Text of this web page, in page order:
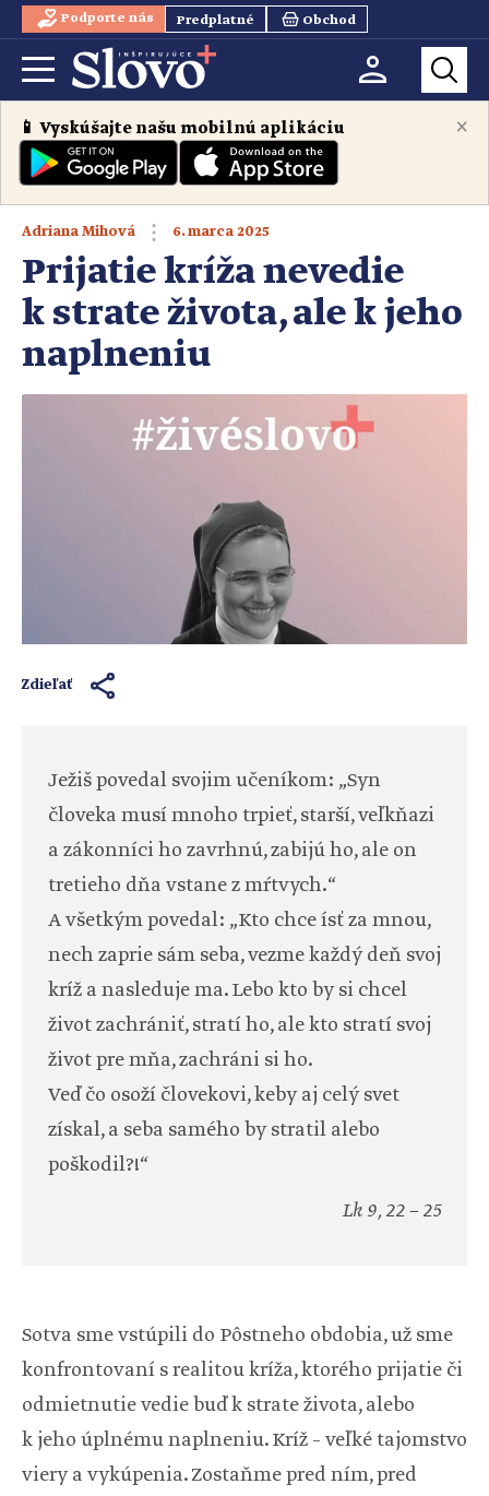
Podporte nás Predplatné Obchod
×
📱 Vyskúšajte našu mobilnú aplikáciu
Adriana Mihová 6. marca 2025
Prijatie kríža nevedie
k strate života, ale k jeho
naplneniu
Zdieľať
Ježiš povedal svojim učeníkom: „Syn
človeka musí mnoho trpieť, starší, veľkňazi
a zákonníci ho zavrhnú, zabijú ho, ale on
tretieho dňa vstane z mŕtvych.“
A všetkým povedal: „Kto chce ísť za mnou,
nech zaprie sám seba, vezme každý deň svoj
kríž a nasleduje ma. Lebo kto by si chcel
život zachrániť, stratí ho, ale kto stratí svoj
život pre mňa, zachráni si ho.
Veď čo osoží človekovi, keby aj celý svet
získal, a seba samého by stratil alebo
poškodil?!“
Lk 9, 22 – 25
Sotva sme vstúpili do Pôstneho obdobia, už sme
konfrontovaní s realitou kríža, ktorého prijatie či
odmietnutie vedie buď k strate života, alebo
k jeho úplnému naplneniu. Kríž – veľké tajomstvo
viery a vykúpenia. Zostaňme pred ním, pred